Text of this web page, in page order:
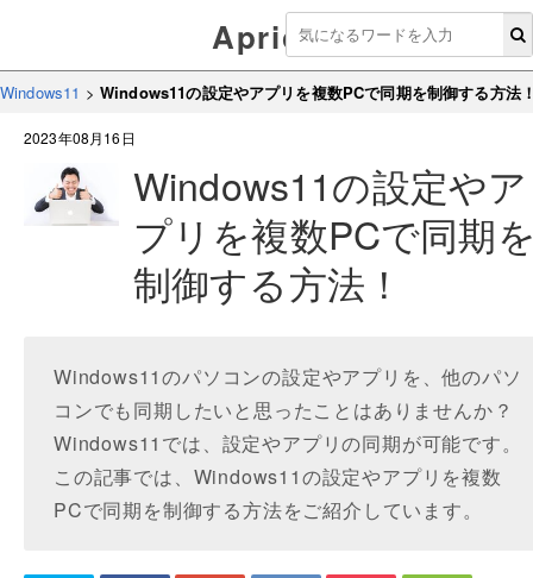
Aprico
Windows11 > Windows11の設定やアプリを複数PCで同期を制御する方法
2023年08月16日
Windows11の設定やア
プリを複数PCで同期
制御する方法！
Windows11のパソコンの設定やアプリを、他のパソ
コンでも同期したいと思ったことはありませんか？
Windows11では、設定やアプリの同期が可能です。
この記事では、Windows11の設定やアプリを複数
PCで同期を制御する方法をご紹介しています。